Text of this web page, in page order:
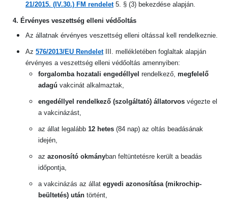
21/2015. (IV.30.) FM rendelet5. § (3) bekezdése alapján.
4. Érvényes veszettség elleni védőoltás
Az állatnak érvényes veszettség elleni oltással kell rendelkeznie.
Az 576/2013/EU RendeletIII. mellékletében foglaltak alapján
érvényes a veszettség elleni védőoltás amennyiben:
forgalomba hozatali engedéllyel rendelkező, megfelelő
adagú vakcinát alkalmaztak,
engedéllyel rendelkező (szolgáltató) állatorvos végezte el
a vakcinázást,
az állat legalább 12 hetes (84 nap) az oltás beadásának
idején,
az azonosító okmányban feltüntetésre került a beadás
időpontja,
a vakcinázás az állat egyedi azonosítása (mikrochip-
beültetés) után történt,